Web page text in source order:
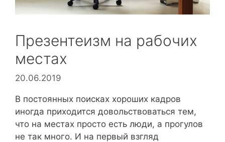
Презентеизм на рабочих
местах
20.06.2019
В постоянных поисках хороших кадров
иногда приходится довольствоваться тем,
что на местах просто есть люди, а прогулов
не так много. И на первый взгляд